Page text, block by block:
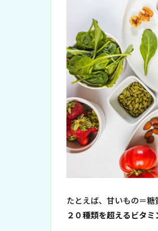
たとえば、甘いもの＝
２０種類を超えるビタ